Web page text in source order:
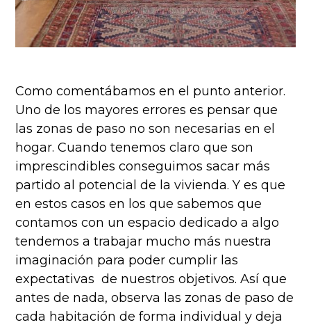
Como comentábamos en el punto anterior.
Uno de los mayores errores es pensar que
las zonas de paso no son necesarias en el
hogar. Cuando tenemos claro que son
imprescindibles conseguimos sacar más
partido al potencial de la vivienda. Y es que
en estos casos en los que sabemos que
contamos con un espacio dedicado a algo
tendemos a trabajar mucho más nuestra
imaginación para poder cumplir las
expectativas de nuestros objetivos. Así que
antes de nada, observa las zonas de paso de
cada habitación de forma individual y deja